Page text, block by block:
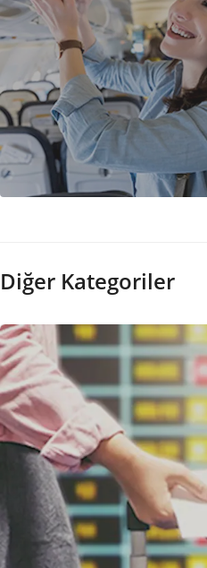
Diğer Kategoriler